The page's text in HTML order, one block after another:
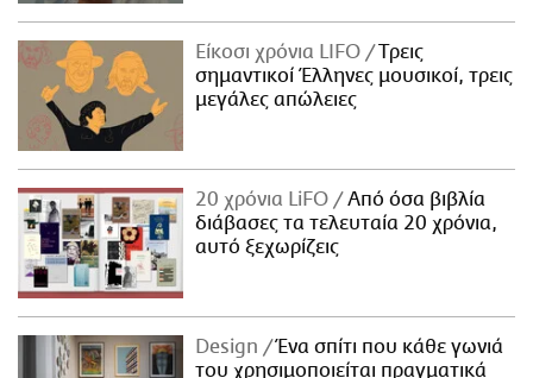
Είκοσι χρόνια LIFO
Tρεις
σημαντικοί Έλληνες μουσικοί, τρεις
μεγάλες απώλειες
20 χρόνια LiFO
Από όσα βιβλία
διάβασες τα τελευταία 20 χρόνια,
αυτό ξεχωρίζεις
Design
Ένα σπίτι που κάθε γωνιά
του χρησιμοποιείται πραγματικά